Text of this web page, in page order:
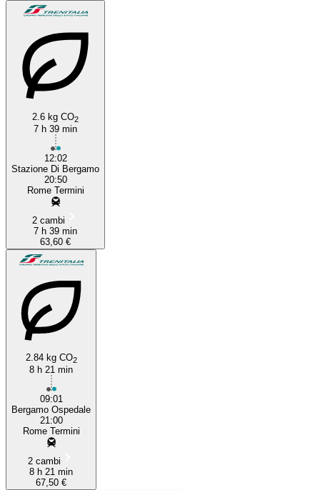
2.6 kg CO2
7 h 39 min
12:02
Stazione Di Bergamo
20:50
Rome Termini
2 cambi
7 h 39 min
63,60 €
2.84 kg CO2
8 h 21 min
09:01
Bergamo Ospedale
21:00
Rome Termini
2 cambi
8 h 21 min
67,50 €